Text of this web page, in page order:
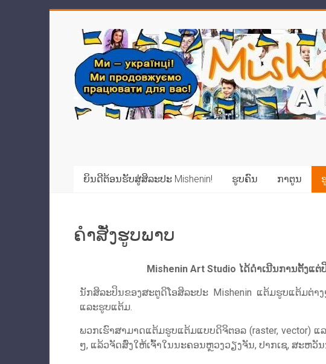
ຍິນດີຕ້ອນຮັບສູ່ສິລະປະ Mishenin! ຮູບຄົນ ກາຕູນ
ຄໍາ​ສັ່ງ​ຮູບ​ພາບ​
Mishenin Art Studio ໄດ້ດໍາເນີນການຕັ້ງ
ນັກສິລະປິນຂອງສະຕູດິໂອສິລະປະ Mishenin ແຕ້ມຮູບແຕ້ມຕ່າ
ແລະຮູບແຕ້ມ.
ພວກເຮົາສາມາດແຕ້ມຮູບແຕ້ມແບບດິຈິຕອລ (raster, vector)
ໆ, ແລ້ວຈັດສົ່ງໃຫ້ເຈົ້າໃນນະຄອນຫຼວງວຽງຈັນ, ປາກເຊ, ສະຫວັ